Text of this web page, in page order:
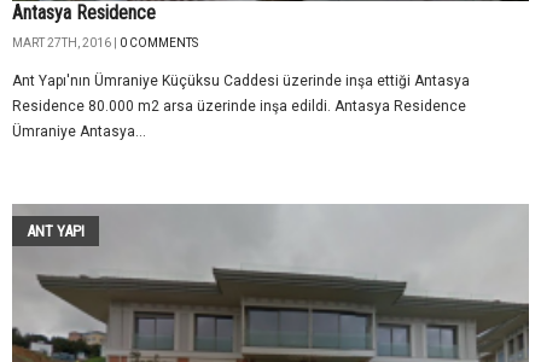
Antasya Residence
MART 27TH, 2016 | 0 COMMENTS
Ant Yapı'nın Ümraniye Küçüksu Caddesi üzerinde inşa ettiği Antasya
Residence 80.000 m2 arsa üzerinde inşa edildi. Antasya Residence
Ümraniye Antasya...
ANT YAPI